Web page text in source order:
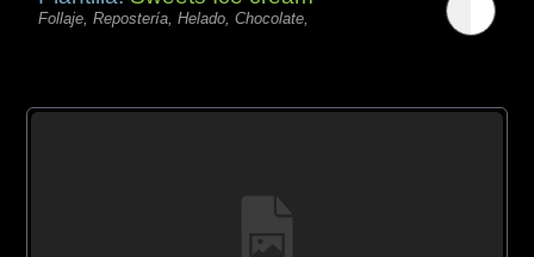
Follaje, Repostería, Helado, Chocolate,